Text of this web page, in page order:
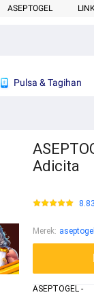
ASEPTOGEL
Pulsa & Tagihan
Adicita
Merek:
ASEPTOGEL -